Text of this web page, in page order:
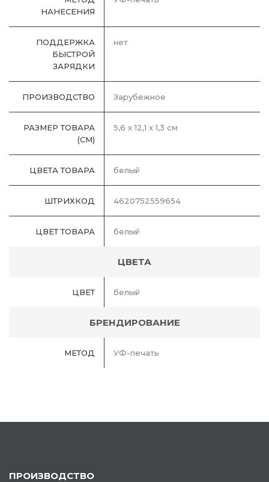
НАНЕСЕНИЯ
ПОДДЕРЖКА
БЫСТРОЙ
ЗАРЯДКИ
нет
ПРОИЗВОДСТВО Зарубежное
РАЗМЕР ТОВАРА
(СМ)
5,6 х 12,1 х 1,3 см
ЦВЕТА ТОВАРА белый
ШТРИХКОД 4620752559654
ЦВЕТ ТОВАРА белый
ЦВЕТА
ЦВЕТ белый
БРЕНДИРОВАНИЕ
МЕТОД УФ-печать
ПРОИЗВОДСТВО